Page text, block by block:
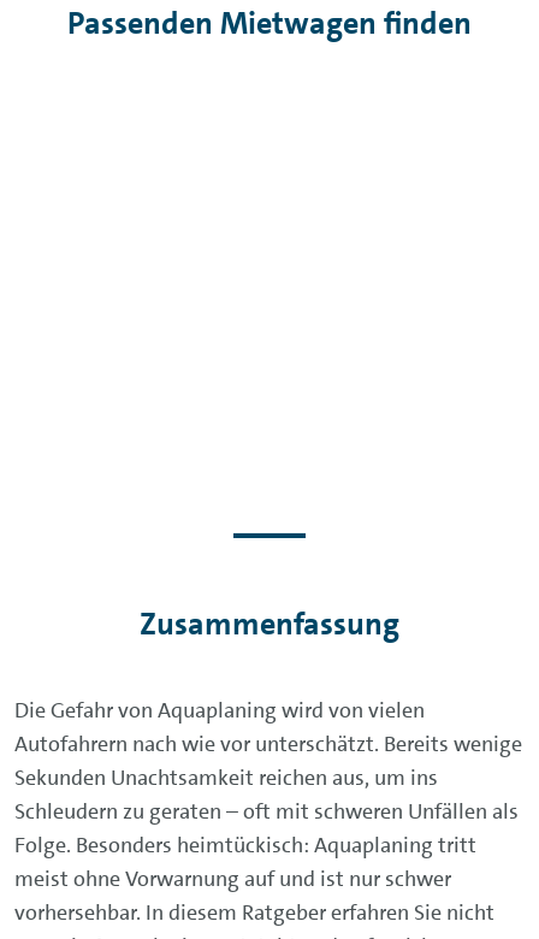
Passenden Mietwagen finden
Zusammenfassung
Die Gefahr von Aquaplaning wird von vielen
Autofahrern nach wie vor unterschätzt. Bereits wenige
Sekunden Unachtsamkeit reichen aus, um ins
Schleudern zu geraten – oft mit schweren Unfällen als
Folge. Besonders heimtückisch: Aquaplaning tritt
meist ohne Vorwarnung auf und ist nur schwer
vorhersehbar. In diesem Ratgeber erfahren Sie nicht